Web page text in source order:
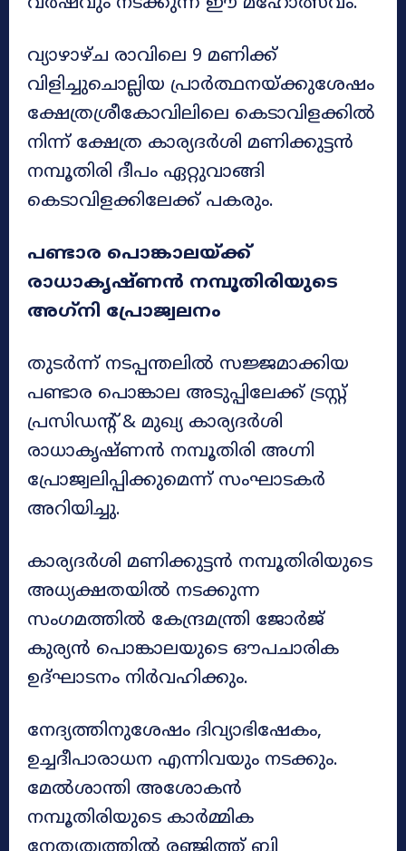
വ്യാഴാഴ്ച രാവിലെ 9 മണിക്ക്
വിളിച്ചുചൊല്ലിയ പ്രാർത്ഥനയ്ക്കുശേഷം
ക്ഷേത്രശ്രീകോവിലിലെ കെടാവിളക്കിൽ
നിന്ന് ക്ഷേത്ര കാര്യദർശി മണിക്കുട്ടൻ
നമ്പൂതിരി ദീപം ഏറ്റുവാങ്ങി
കെടാവിളക്കിലേക്ക് പകരും.
പണ്ടാര പൊങ്കാലയ്ക്ക്
രാധാകൃഷ്ണൻ നമ്പൂതിരിയുടെ
അഗ്‌നി പ്രോജ്വലനം
തുടർന്ന് നടപ്പന്തലിൽ സജ്ജമാക്കിയ
പണ്ടാര പൊങ്കാല അടുപ്പിലേക്ക് ട്രസ്റ്റ്
പ്രസിഡന്റ് & മുഖ്യ കാര്യദർശി
രാധാകൃഷ്ണൻ നമ്പൂതിരി അഗ്നി
പ്രോജ്വലിപ്പിക്കുമെന്ന് സംഘാടകർ
അറിയിച്ചു.
കാര്യദർശി മണിക്കുട്ടൻ നമ്പൂതിരിയുടെ
അധ്യക്ഷതയിൽ നടക്കുന്ന
സംഗമത്തിൽ കേന്ദ്രമന്ത്രി ജോർജ്
കുര്യൻ പൊങ്കാലയുടെ ഔപചാരിക
ഉദ്ഘാടനം നിർവഹിക്കും.
നേദ്യത്തിനുശേഷം ദിവ്യാഭിഷേകം,
ഉച്ചദീപാരാധന എന്നിവയും നടക്കും.
മേൽശാന്തി അശോകൻ
നമ്പൂതിരിയുടെ കാർമ്മിക